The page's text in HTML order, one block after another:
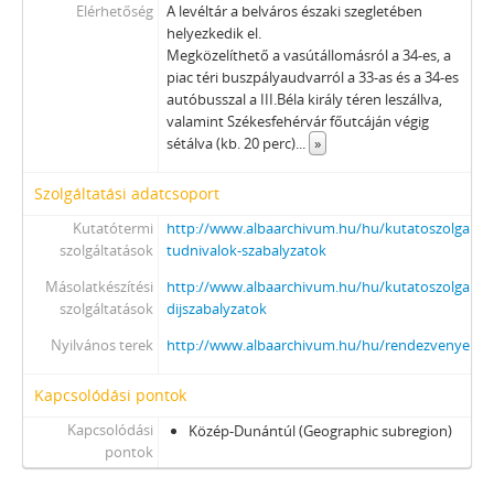
Elérhetőség
A levéltár a belváros északi szegletében
helyezkedik el.
Megközelíthető a vasútállomásról a 34-es, a
piac téri buszpályaudvarról a 33-as és a 34-es
autóbusszal a III.Béla király téren leszállva,
valamint Székesfehérvár főutcáján végig
sétálva (kb. 20 perc)... »
Szolgáltatási adatcsoport
Kutatótermi
szolgáltatások
http://www.albaarchivum.hu/hu/
tudnivalok-szabalyzatok
Másolatkészítési
szolgáltatások
http://www.albaarchivum.hu/hu/kutatoszolgalat/
dijszabalyzatok
Nyilvános terek
http://www.albaarchivum.hu/hu/
Kapcsolódási pontok
Kapcsolódási
pontok
Közép-Dunántúl (Geographic subregion)